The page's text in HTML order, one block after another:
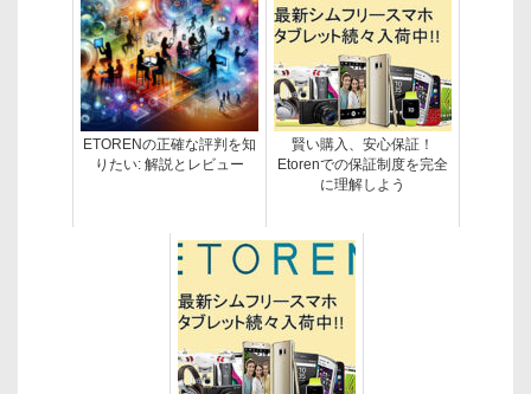
ETORENの正確な評判を知
りたい: 解説とレビュー
賢い購入、安心保証！
Etorenでの保証制度を完全
に理解しよう